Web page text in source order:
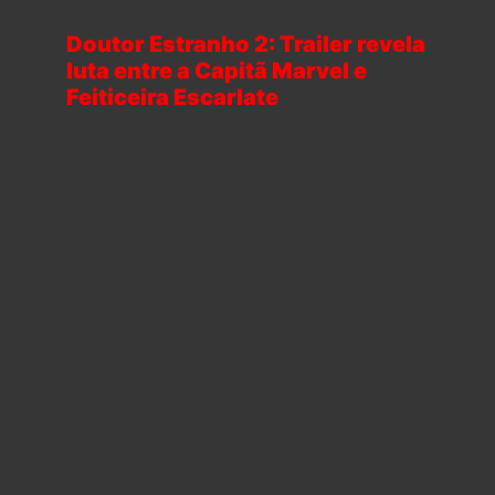
Doutor Estranho 2: Trailer revela
luta entre a Capitã Marvel e
Feiticeira Escarlate